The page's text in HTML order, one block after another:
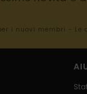
i nuovi membri -